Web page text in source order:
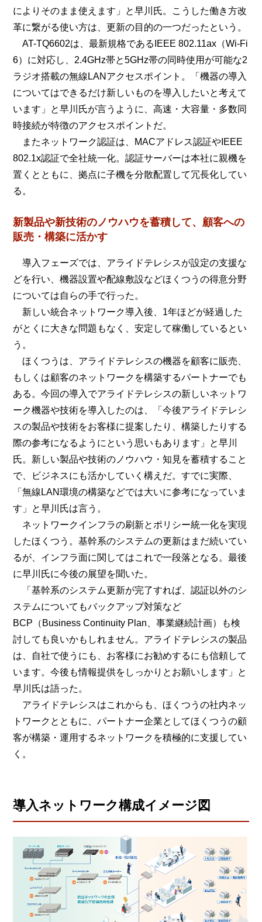
によりそのまま使えます」と早川氏。こうした働き方改
革に繋がる使い方は、更新の目的の一つだったという。
AT-TQ6602は、最新規格であるIEEE 802.11ax（Wi-Fi
6）に対応し、2.4GHz帯と5GHz帯の同時使用が可能な2
ラジオ搭載の無線LANアクセスポイント。「機器の導入
についてはできるだけ新しいものを導入したいと考えて
います」と早川氏が言うように、高速・大容量・多数同
時接続が特徴のアクセスポイントだ。
またネットワーク認証は、MACアドレス認証やIEEE
802.1x認証で全社統一化。認証サーバーは本社に親機を
置くとともに、拠点に子機を分散配置して冗長化してい
る。
新製品や新技術のノウハウを蓄積して、顧客への
販売・構築に活かす
導入フェーズでは、アライドテレシスが設定の支援な
どを行い、機器設置や配線敷設などほくつうの得意分野
については自らの手で行った。
新しい統合ネットワーク導入後、1年ほどが経過した
がとくに大きな問題もなく、安定して稼働しているとい
う。
ほくつうは、アライドテレシスの機器を顧客に販売、
もしくは顧客のネットワークを構築するパートナーでも
ある。今回の導入でアライドテレシスの新しいネットワ
ーク機器や技術を導入したのは、「今後アライドテレシ
スの製品や技術をお客様に提案したり、構築したりする
際の参考になるようにという思いもあります」と早川
氏。新しい製品や技術のノウハウ・知見を蓄積すること
で、ビジネスにも活かしていく構えだ。すでに実際、
「無線LAN環境の構築などでは大いに参考になっていま
す」と早川氏は言う。
ネットワークインフラの刷新とポリシー統一化を実現
したほくつう。基幹系のシステムの更新はまだ続いてい
るが、インフラ面に関してはこれで一段落となる。最後
に早川氏に今後の展望を聞いた。
「基幹系のシステム更新が完了すれば、認証以外のシ
ステムについてもバックアップ対策など
BCP（Business Continuity Plan、事業継続計画）も検
討しても良いかもしれません。アライドテレシスの製品
は、自社で使うにも、お客様にお勧めするにも信頼して
います。今後も情報提供をしっかりとお願いします」と
早川氏は語った。
アライドテレシスはこれからも、ほくつうの社内ネッ
トワークとともに、パートナー企業としてほくつうの顧
客が構築・運用するネットワークを積極的に支援してい
く。
導入ネットワーク構成イメージ図